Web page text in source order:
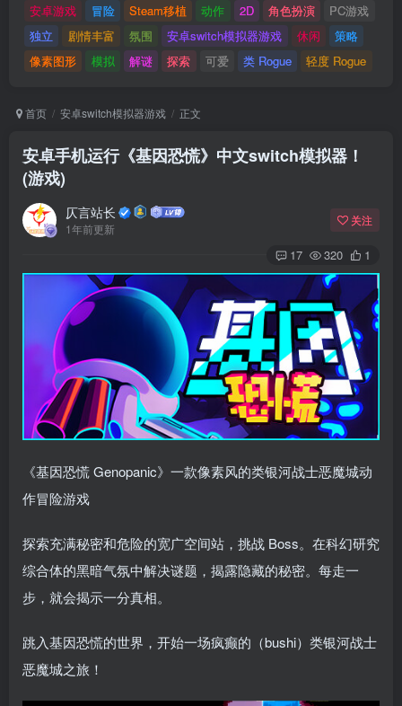
安卓游戏 冒险 Steam移植 动作 2D 角色扮演
PC游戏
独立
剧情丰富 氛围 安卓switch模拟器游戏 休闲
策略
像素图形
模拟 解谜 探索 可爱 类 Rogue 轻度 Rogue
首页 安卓switch模拟器游戏 正文
安卓手机运行《基因恐慌》中文switch模拟器！
(游戏)
仄言站长
1年前更新
关注
17 320 1
《基因恐慌 Genopanic》一款像素风的类银河战士恶魔城动
作冒险游戏
探索充满秘密和危险的宽广空间站，挑战 Boss。在科幻研究
综合体的黑暗气氛中解决谜题，揭露隐藏的秘密。每走一
步，就会揭示一分真相。
跳入基因恐慌的世界，开始一场疯癫的（bushi）类银河战士
恶魔城之旅！